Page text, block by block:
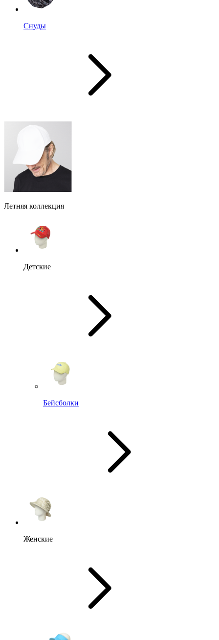
Снуды
Летняя коллекция
Детские
Бейсболки
Женские